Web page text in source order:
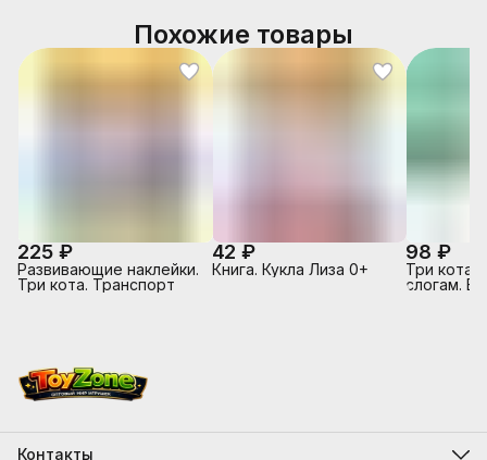
Похожие товары
225 ₽
Развивающие наклейки.
Три кота. Транспорт
42 ₽
Книга. Кукла Лиза 0+
98 ₽
Три кота.
слогам. В
Контакты